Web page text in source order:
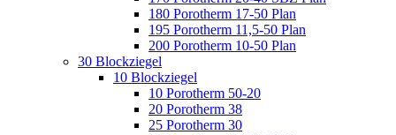
180 Porotherm 17-50 Plan
195 Porotherm 11,5-50 Plan
200 Porotherm 10-50 Plan
30 Blockziegel
10 Blockziegel
10 Porotherm 50-20
20 Porotherm 38
25 Porotherm 30